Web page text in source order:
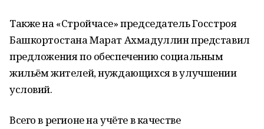
Также на «Стройчасе» председатель Госстроя
Башкортостана Марат Ахмадуллин представил
предложения по обеспечению социальным
жильём жителей, нуждающихся в улучшении
условий.
Всего в регионе на учёте в качестве